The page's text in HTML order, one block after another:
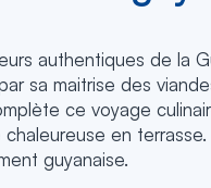
authentiques de la
sa maitrise des
ce voyage
en
guyanaise.